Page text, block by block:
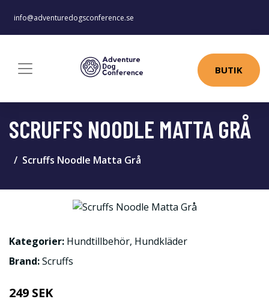
info@adventuredogsconference.se
BUTIK
SCRUFFS NOODLE MATTA GRÅ
Scruffs Noodle Matta Grå
Kategorier: Hundtillbehör, Hundkläder
Brand:Scruffs
249 SEK